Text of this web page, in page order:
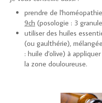
prendre de
9ch (posologie : 3
utiliser des huiles
(ou gaulthérie),
: huile d'olive) à
la zone douloureuse.